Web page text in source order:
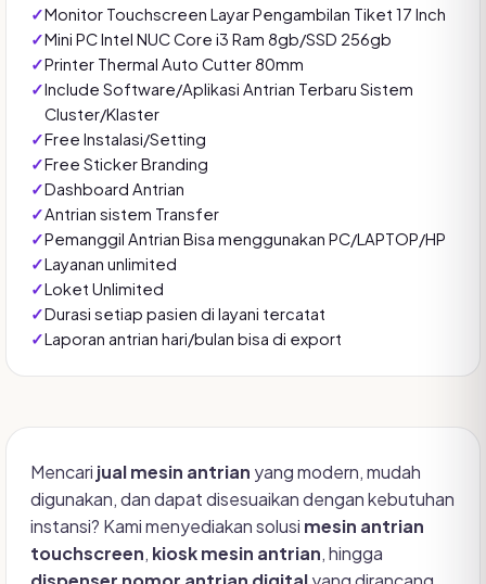
Monitor Touchscreen Layar Pengambilan Tiket 17 Inch
Mini PC Intel NUC Core i3 Ram 8gb/SSD 256gb
Printer Thermal Auto Cutter 80mm
Include Software/Aplikasi Antrian Terbaru Sistem
Cluster/Klaster
Free Instalasi/Setting
Free Sticker Branding
Dashboard Antrian
Antrian sistem Transfer
Pemanggil Antrian Bisa menggunakan PC/LAPTOP/HP
Layanan unlimited
Loket Unlimited
Durasi setiap pasien di layani tercatat
Laporan antrian hari/bulan bisa di export
Mencari jual mesin antrian yang modern, mudah
digunakan, dan dapat disesuaikan dengan kebutuhan
instansi? Kami menyediakan solusi mesin antrian
touchscreen, kiosk mesin antrian, hingga